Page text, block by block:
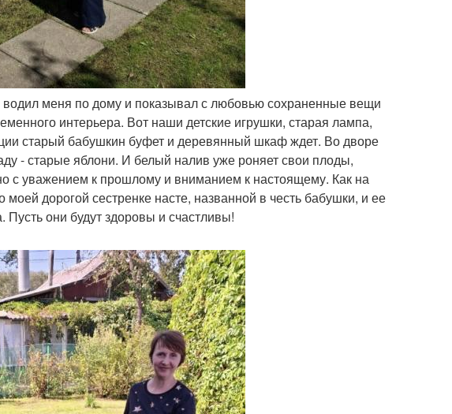
меня по дому и показывал с любовью сохраненные вещи
интерьера. Вот наши детские игрушки, старая лампа,
старый бабушкин буфет и деревянный шкаф ждет. Во дворе
- старые яблони. И белый налив уже роняет свои плоды,
с уважением к прошлому и вниманием к настоящему. Как на
дорогой сестренке насте, названной в честь бабушки, и ее
они будут здоровы и счастливы!